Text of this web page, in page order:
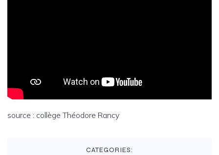
source : collège Théodore Rancy
CATEGORIES: